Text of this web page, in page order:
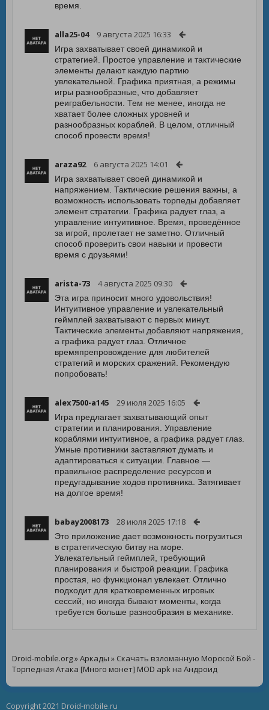
время.
alla25-04 9 августа 2025 16:33
Игра захватывает своей динамикой и
стратегией. Простое управление и тактические
элементы делают каждую партию
увлекательной. Графика приятная, а режимы
игры разнообразные, что добавляет
реиграбельности. Тем не менее, иногда не
хватает более сложных уровней и
разнообразных кораблей. В целом, отличный
способ провести время!
araza92 6 августа 2025 14:01
Игра захватывает своей динамикой и
напряжением. Тактические решения важны, а
возможность использовать торпеды добавляет
элемент стратегии. Графика радует глаз, а
управление интуитивное. Время, проведённое
за игрой, пролетает не заметно. Отличный
способ проверить свои навыки и провести
время с друзьями!
arista-73 4 августа 2025 09:30
Эта игра приносит много удовольствия!
Интуитивное управление и увлекательный
геймплей захватывают с первых минут.
Тактические элементы добавляют напряжения,
а графика радует глаз. Отличное
времяпрепровождение для любителей
стратегий и морских сражений. Рекомендую
попробовать!
alex7500-a145 29 июля 2025 16:05
Игра предлагает захватывающий опыт
стратегии и планирования. Управление
кораблями интуитивное, а графика радует глаз.
Умные противники заставляют думать и
адаптироваться к ситуации. Главное —
правильное распределение ресурсов и
предугадывание ходов противника. Затягивает
на долгое время!
babay2008173 28 июля 2025 17:18
Это приложение дает возможность погрузиться
в стратегическую битву на море.
Увлекательный геймплей, требующий
планирования и быстрой реакции. Графика
простая, но функционал увлекает. Отлично
подходит для кратковременных игровых
сессий, но иногда бывают моменты, когда
требуется больше разнообразия в механике.
Droid-mobile.org»Аркады » Скачать взломанную Морской Бой -
Торпедная Атака [Много монет] MOD apk на Андроид
Copyright 2021 Droid-mobile.ru